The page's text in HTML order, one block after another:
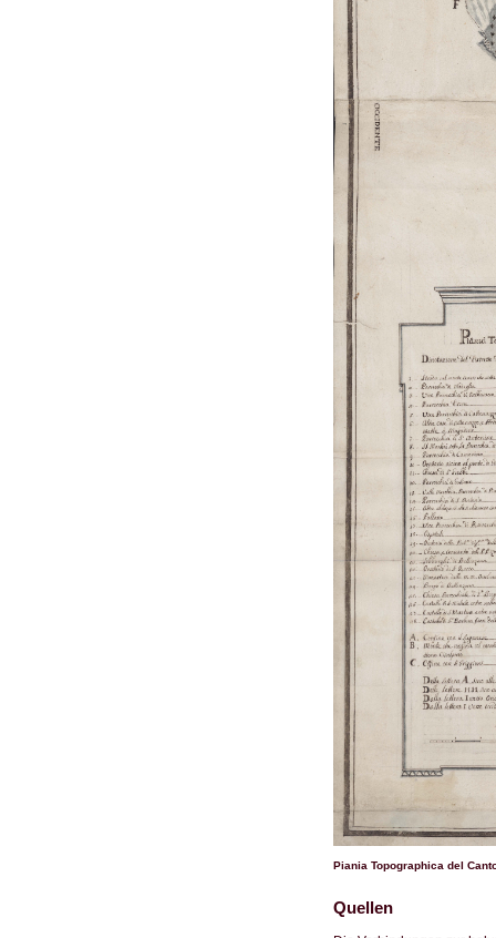
Piania Topographica del
Quellen